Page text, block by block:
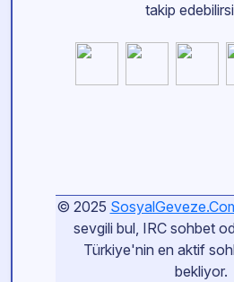
takip
© 2025
sevgili bul, IRC sohbet
Türkiye'nin en aktif
bekliyor.